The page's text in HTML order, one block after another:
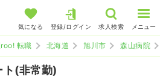
気になる 登録/ログイン 求人検索 メニュー
転職 北海道 旭川市 森山病院
ト(非常勤)